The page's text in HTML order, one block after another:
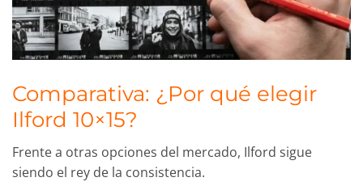
Comparativa: ¿Por qué elegir
Ilford 10×15?
Frente a otras opciones del mercado, Ilford sigue
siendo el rey de la consistencia.